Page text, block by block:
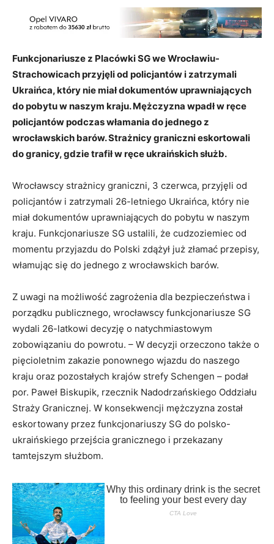
Funkcjonariusze z Placówki SG we Wrocławiu-
Strachowicach przyjęli od policjantów i zatrzymali
Ukraińca, który nie miał dokumentów uprawniających
do pobytu w naszym kraju. Mężczyzna wpadł w ręce
policjantów podczas włamania do jednego z
wrocławskich barów. Strażnicy graniczni eskortowali
do granicy, gdzie trafił w ręce ukraińskich służb.
Wrocławscy strażnicy graniczni, 3 czerwca, przyjęli od
policjantów i zatrzymali 26-letniego Ukraińca, który nie
miał dokumentów uprawniających do pobytu w naszym
kraju. Funkcjonariusze SG ustalili, że cudzoziemiec od
momentu przyjazdu do Polski zdążył już złamać przepisy,
włamując się do jednego z wrocławskich barów.
Z uwagi na możliwość zagrożenia dla bezpieczeństwa i
porządku publicznego, wrocławscy funkcjonariusze SG
wydali 26-latkowi decyzję o natychmiastowym
zobowiązaniu do powrotu. – W decyzji orzeczono także o
pięcioletnim zakazie ponownego wjazdu do naszego
kraju oraz pozostałych krajów strefy Schengen – podał
por. Paweł Biskupik, rzecznik Nadodrzańskiego Oddziału
Straży Granicznej. W konsekwencji mężczyzna został
eskortowany przez funkcjonariuszy SG do polsko-
ukraińskiego przejścia granicznego i przekazany
tamtejszym służbom.